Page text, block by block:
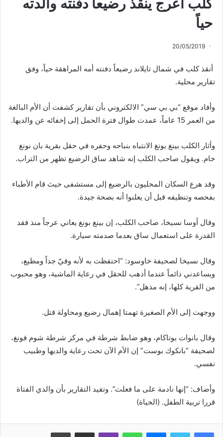
كلب أعرج ينقذ رضيعاً دفنته والدته
حياً
20/05/2019
أنقذ كلب في شمال تايلاند رضيعاً دفنته أمه المراهقة حياً، وفق
تقارير محلية.
وأفاد موقع “بي بي سي” الالكتروني بأن تقارير كشفت أن الأم البالغة
من العمر 15 عاماً، عمدت طوال فترة الحمل إلى إخفائه عن والديها.
وأثار الكلب بينغ بونغ الانتباه بنباحه وحفره في حقل بقرية بان نونغ
خام. ويقول صاحب الكلب إنه شاهد ساق الرضيع تظهر من التراب.
وقد هرع السكان المحليون بالرضيع إلى مستشفى حيث قام الأطباء
بفحصه وتنظيفه قبل أن يعلنوا أنه بصحة جيدة.
وقال أوسا نسيخا، صاحب الكلب، إن بينغ بونغ يعاني عرجاً منذ فقد
القدرة على استعمال ساق بعدما صدمته سيارة.
وقال نسيخا لصحيفة خاوسود: “احتفظت به لأنه وفيّ جداً ومطيع،
ويساعدني دائماً عندما أذهب للحقل في رعاية الماشية، وهو محبوب
من القرية كلها، إنه مذهل”.
ووجهت إلى الأم الصغيرة تهمتا إهمال رضيع ومحاولة قتل.
وقال بانوات بوتاكام، وهو ضابط شرطة في مركز شرطة شوم فونغ،
لصحيفة “بانكوك بوست” إن الأم الآن تحت رعاية والديها وطبيب
نفسي.
وأضاف: “إنها نادمة على ما فعلت”. وتفيد التقارير بأن والدي الفتاة
قررا تربية الطفل. (الحياة)
ماسنجر واتساب ڤايبر مشاركة عبر البريد طباعة